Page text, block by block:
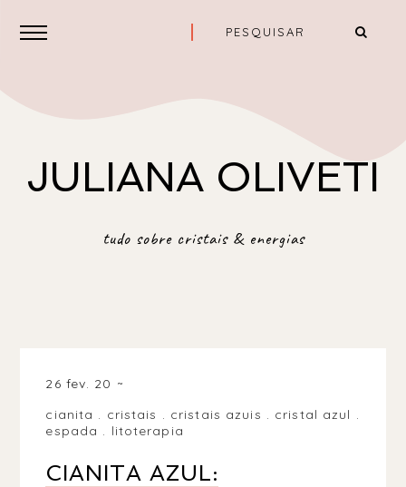
JULIANA OLIVETI
tudo sobre cristais & energias
26 fev. 20
cianita . cristais . cristais azuis . cristal azul .
espada . litoterapia
CIANITA AZUL: